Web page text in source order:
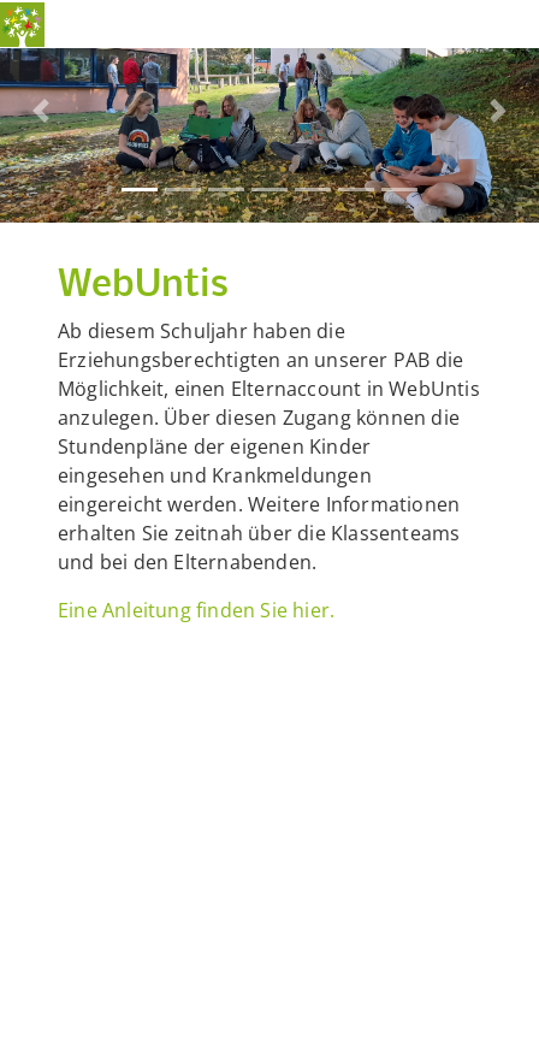
Previous Next
WebUntis
Ab diesem Schuljahr haben die
Erziehungsberechtigten an unserer PAB die
Möglichkeit, einen Elternaccount in WebUntis
anzulegen. Über diesen Zugang können die
Stundenpläne der eigenen Kinder
eingesehen und Krankmeldungen
eingereicht werden. Weitere Informationen
erhalten Sie zeitnah über die Klassenteams
und bei den Elternabenden.
Eine Anleitung finden Sie hier.